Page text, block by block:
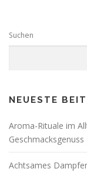
Suchen
NEUESTE
Aroma-Rituale im
Geschmacksgenuss
Achtsames